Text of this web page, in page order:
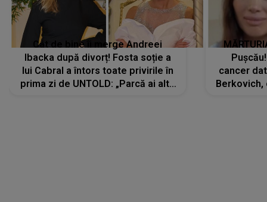
Cât de bine îi merge Andreei
Ibacka după divorț! Fosta soție a
lui Cabral a întors toate privirile în
prima zi de UNTOLD: „Parcă ai altă
cancer
Berkovich,